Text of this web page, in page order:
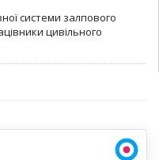
системи залпового
цивільного